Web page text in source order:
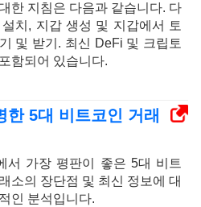
한 지침은 다음과 같습니다. 다
설치, 지갑 생성 및 지갑에서 토
및 받기. 최신 DeFi 및 크립토
함되어 있습니다.
한 5대 비트코인 ​​거래
서 가장 평판이 좋은 5대 비트
소의 장단점 및 최신 정보에 대
인 분석입니다.